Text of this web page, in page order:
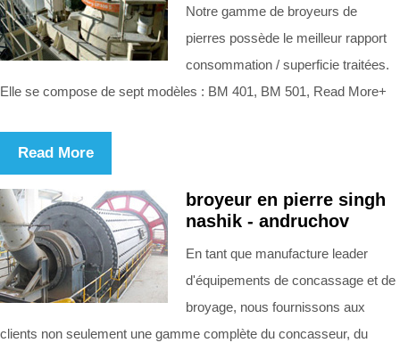
Notre gamme de broyeurs de
pierres possède le meilleur rapport
consommation / superficie traitées.
Elle se compose de sept modèles : BM 401, BM 501, Read More+
Read More
broyeur en pierre singh
nashik - andruchov
En tant que manufacture leader
d'équipements de concassage et de
broyage, nous fournissons aux
clients non seulement une gamme complète du concasseur, du